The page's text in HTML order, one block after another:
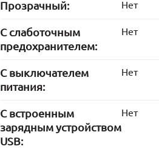
Прозрачный: Нет
С слаботочным
предохранителем:
Нет
С выключателем
питания:
Нет
С встроенным
зарядным устройством
USB:
Нет